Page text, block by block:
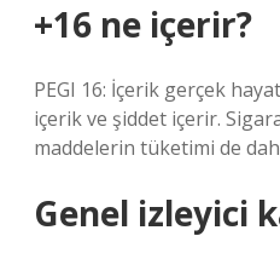
+16 ne içerir?
PEGI 16: İçerik gerçek
içerik ve şiddet içerir.
maddelerin tüketimi de
Genel izleyici